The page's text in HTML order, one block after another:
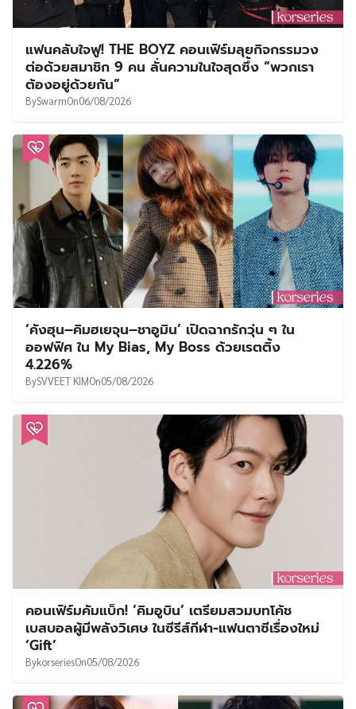
แฟนคลับใจฟู! THE BOYZ คอนเฟิร์มลุยกิจกรรมวง
ต่อด้วยสมาชิก 9 คน ลั่นความในใจสุดซึ้ง “พวกเรา
ต้องอยู่ด้วยกัน”
BySwarmOn06/08/2026
‘คังฮุน–คิมฮเยจุน–ชาอูมิน’ เปิดฉากรักวุ่น ๆ ใน
ออฟฟิศ ใน My Bias, My Boss ด้วยเรตติ้ง
4.226%
BySVVEET KIMOn05/08/2026
คอนเฟิร์มคัมแบ็ก! ‘คิมอูบิน’ เตรียมสวมบทโค้ช
เบสบอลผู้มีพลังวิเศษ ในซีรีส์กีฬา-แฟนตาซีเรื่องใหม่
‘Gift’
BykorseriesOn05/08/2026